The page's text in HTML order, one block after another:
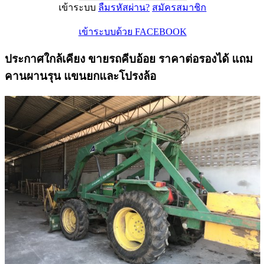
เข้าระบบ ลืมรหัสผ่าน? สมัครสมาชิก
เข้าระบบด้วย FACEBOOK
ประกาศใกล้เคียง ขายรถคีบอ้อย ราคาต่อรองได้ แถม
คานผานรุน แขนยกและโปรงล้อ